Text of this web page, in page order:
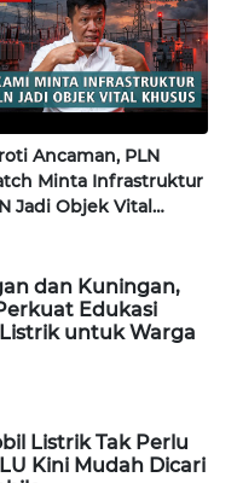
Ancaman, PLN
Minta Infrastruktur
Jadi Objek Vital
dan Kuningan,
Edukasi
untuk Warga
Listrik Tak Perlu
Kini Mudah Dicari